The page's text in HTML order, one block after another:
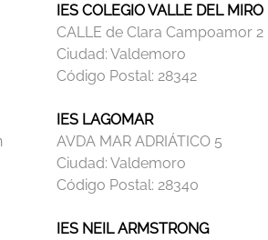
IES COLEGIO VALLE DEL MIRO
CALLE de Clara Campoamor 2
Ciudad:Valdemoro
Código Postal:28342
IES LAGOMAR
AVDA MAR ADRIÁTICO 5
Ciudad:Valdemoro
Código Postal:28340
IES NEIL ARMSTRONG